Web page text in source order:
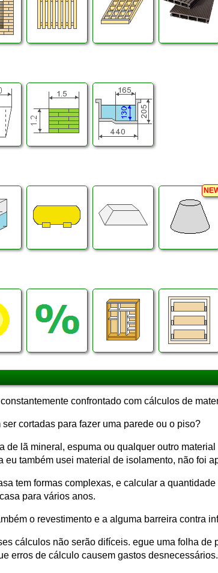
confrontado com cálculos de
cortadas para fazer uma parede ou o piso?
lã mineral, espuma ou qualquer outro
também usei material de isolamento, não foi
tem formas complexas, e calcular a
para vários anos.
o revestimento e a alguma barreira contra
cálculos não serão difíceis. egue uma folha
erros de cálculo causem gastos